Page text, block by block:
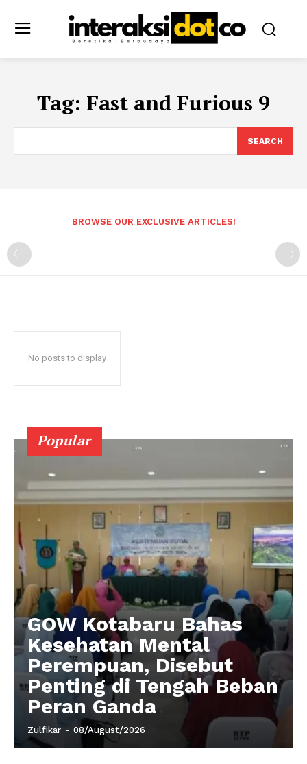
Tag: Fast and Furious 9
SEARCH
BROWSE OUR EXCLUSIVE ARTICLES!
No posts to display
Popular
GOW Kotabaru Bahas
Kesehatan Mental
Perempuan, Disebut
Penting di Tengah Beban
Peran Ganda
Zulfikar - 08/August/2026